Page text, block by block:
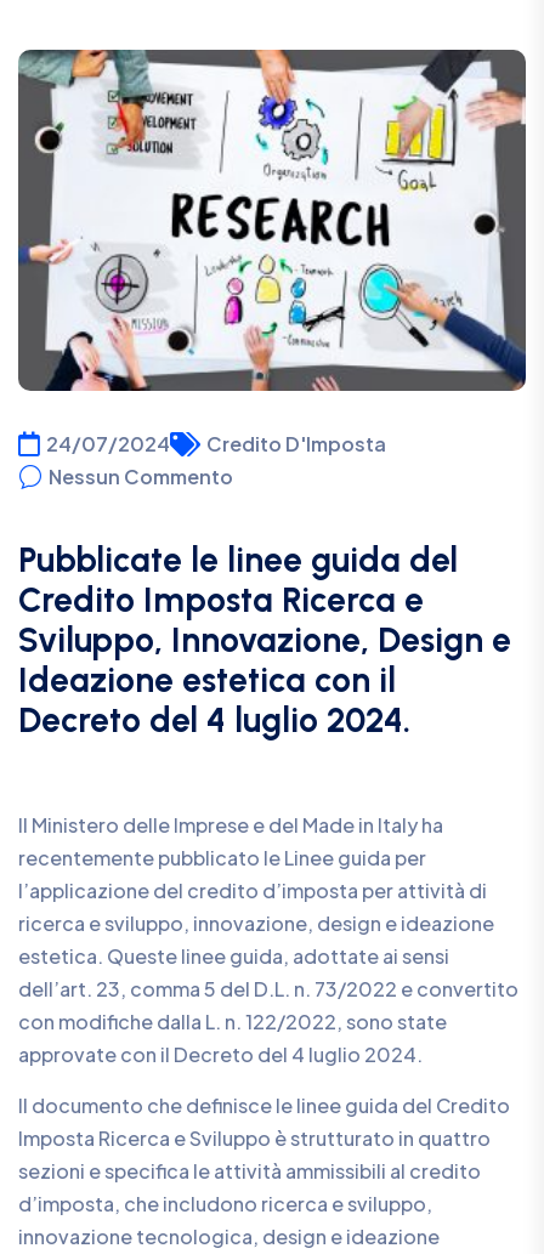
24/07/2024
Credito D'Imposta
Nessun Commento
Pubblicate le linee guida del
Credito Imposta Ricerca e
Sviluppo, Innovazione, Design e
Ideazione estetica con il
Decreto del 4 luglio 2024.
Il Ministero delle Imprese e del Made in Italy ha
recentemente pubblicato le Linee guida per
l’applicazione del credito d’imposta per attività di
ricerca e sviluppo, innovazione, design e ideazione
estetica. Queste linee guida, adottate ai sensi
dell’art. 23, comma 5 del D.L. n. 73/2022 e convertito
con modifiche dalla L. n. 122/2022, sono state
approvate con il Decreto del 4 luglio 2024.
Il documento che definisce le linee guida del Credito
Imposta Ricerca e Sviluppo è strutturato in quattro
sezioni e specifica le attività ammissibili al credito
d’imposta, che includono ricerca e sviluppo,
innovazione tecnologica, design e ideazione